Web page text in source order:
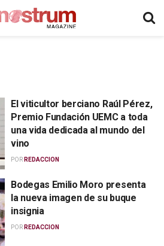
El viticultor berciano Raúl Pérez,
Premio Fundación UEMC a toda
una vida dedicada al mundo del
vino
POR REDACCION
Bodegas Emilio Moro presenta
la nueva imagen de su buque
insignia
POR REDACCION